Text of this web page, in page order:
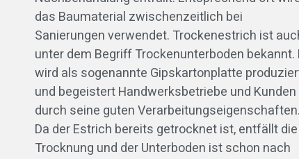
das Baumaterial zwischenzeitlich bei
Sanierungen verwendet. Trockenestrich ist
unter dem Begriff Trockenunterboden bekannt.
wird als sogenannte Gipskartonplatte
und begeistert Handwerksbetriebe und Kunden
durch seine guten Verarbeitungseigenschaften.
Da der Estrich bereits getrocknet ist, entfällt die
Trocknung und der Unterboden ist schon nach